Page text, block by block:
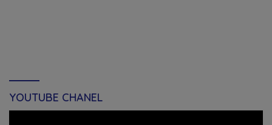
YOUTUBE CHANEL